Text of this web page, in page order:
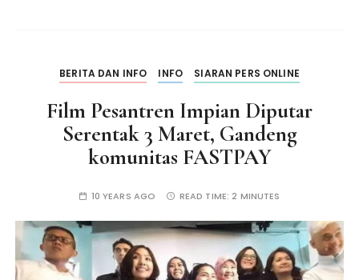
BERITA DAN INFO INFO SIARAN PERS ONLINE
Film Pesantren Impian Diputar
Serentak 3 Maret, Gandeng
komunitas FASTPAY
10 YEARS AGO READ TIME:2 MINUTES